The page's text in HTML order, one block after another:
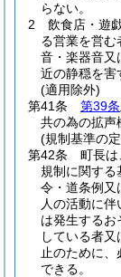
らない。
2
飲食店・遊
る営業を営む
音・楽器音又
近の静穏を害
(適用除外)
第41条
第39条
共の為の拡声
(規制基準の
第42条
町長
規制に関する
令・道条例又
人の活動に
は発生するお
している者
止のために
できる。